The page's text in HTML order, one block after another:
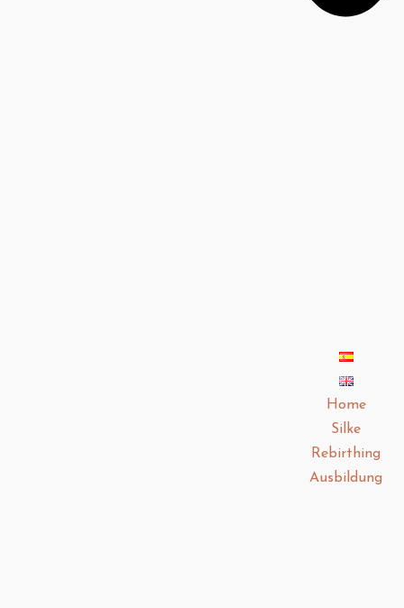
Home
Silke
Rebirthing
Ausbildung